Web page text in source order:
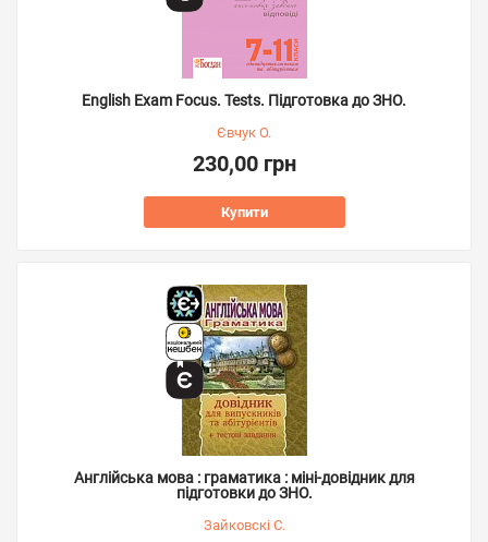
English Exam Focus. Tests. Підготовка до ЗНО.
Євчук О.
230,00 грн
Купити
Англійська мова : граматика : міні-довідник для
підготовки до ЗНО.
Зайковскі С.